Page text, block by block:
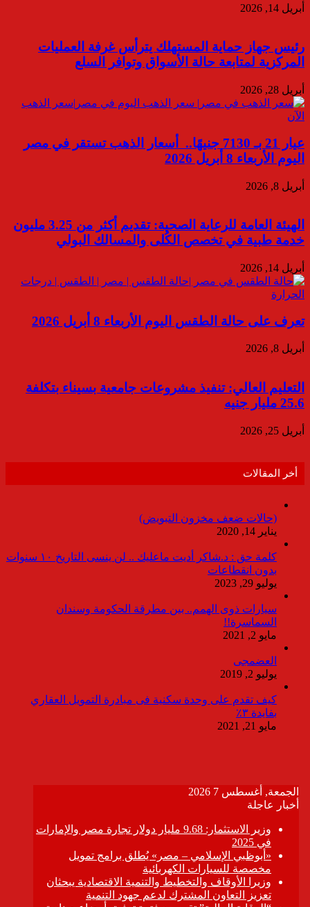
أبريل 14, 2026
رئيس جهاز حماية المستهلك يترأس غرفة العمليات
المركزية لمتابعة حالة الأسواق وتوافر السلع
أبريل 28, 2026
عيار 21 بـ 7130 جنيهًا.. أسعار الذهب تستقر في مصر
اليوم الأربعاء 8 أبريل 2026
أبريل 8, 2026
الهيئة العامة للرعاية الصحية: تقديم أكثر من 3.25 مليون
خدمة طبية في تخصص الكُلى والمسالك البولي
أبريل 14, 2026
تعرف على حالة الطقس اليوم الأربعاء 8 أبريل 2026
أبريل 8, 2026
التعليم العالي: تنفيذ مشروعات جامعية بسيناء بتكلفة
25.6 مليار جنيه
أبريل 25, 2026
أخر المقالات
(حالات ضعف مخزون التبويض)
يناير 14, 2020
كلمة حق : د.شاكر أديت ماعليك .. لن ينسى التاريخ ١٠ سنوات
بدون انقطاعات
يوليو 29, 2023
سيارات ذوى الهمم.. بين مطرقة الحكومة وسندان
السماسرة!!
مايو 2, 2021
العضمجى
يوليو 2, 2019
كيف تقدم على وحدة سكنية فى مبادرة التمويل العقاري
بفايدة ٣٪
مايو 21, 2021